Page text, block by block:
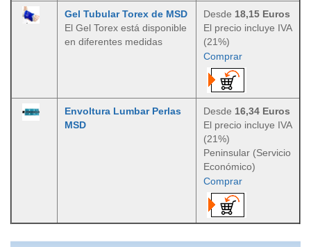
Gel Tubular Torex de MSD
El Gel Torex está disponible
en diferentes medidas
Desde 18,15 Euros
El precio incluye IVA
(21%)
Comprar
Envoltura Lumbar Perlas
MSD
Desde 16,34 Euros
El precio incluye IVA
(21%)
Peninsular (Servicio
Económico)
Comprar